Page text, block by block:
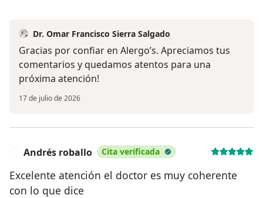
Dr. Omar Francisco Sierra Salgado
Gracias por confiar en Alergo’s. Apreciamos tus
comentarios y quedamos atentos para una
próxima atención!
17 de julio de 2026
Andrés roballo Cita verificada
Excelente atención el doctor es muy coherente
con lo que dice